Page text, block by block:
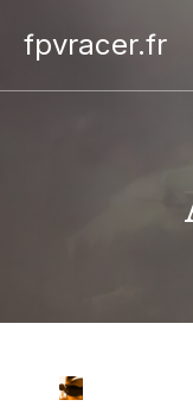
fpvracer.fr